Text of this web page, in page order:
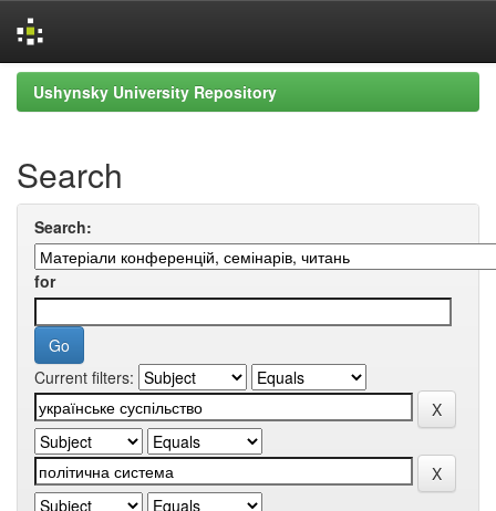
Skip
navigation
Ushynsky University Repository
Search
Search:
for
Current filters: